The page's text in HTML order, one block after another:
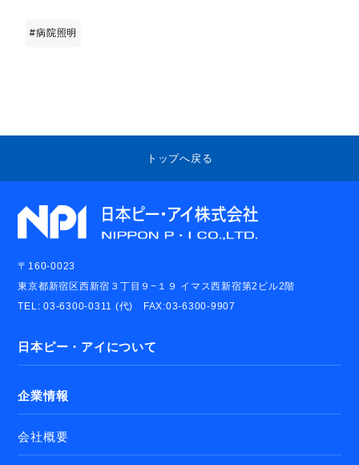
#病院照明
トップへ戻る
〒160-0023
東京都新宿区西新宿３丁目９−１９ イマス西新宿第2ビル2階
TEL: 03-6300-0311 (代) FAX:03-6300-9907
日本ピー・アイについて
企業情報
会社概要